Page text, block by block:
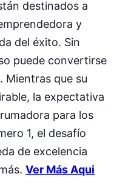
destinados a
y
del éxito. Sin
puede convertirse
Mientras que su
la expectativa
para los
1, el desafío
de excelencia
Ver Más Aqui